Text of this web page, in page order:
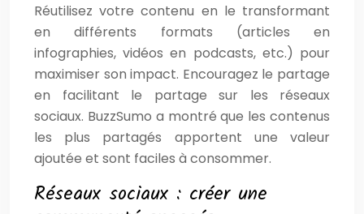
Réutilisez votre contenu en le transformant
en différents formats (articles en
infographies, vidéos en podcasts, etc.) pour
maximiser son impact. Encouragez le partage
en facilitant le partage sur les réseaux
sociaux. BuzzSumo a montré que les contenus
les plus partagés apportent une valeur
ajoutée et sont faciles à consommer.
Réseaux sociaux : créer une